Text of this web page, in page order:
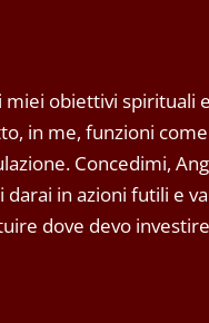
obiettivi spirituali
in me, funzioni
Concedimi,
in azioni futili e
dove devo